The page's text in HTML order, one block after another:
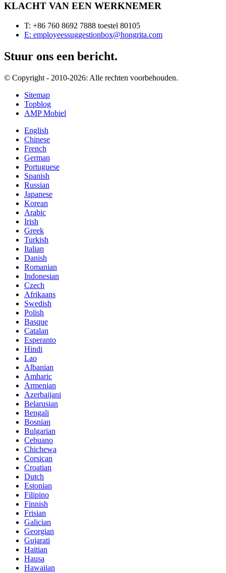
KLACHT VAN EEN WERKNEMER
T: +86 760 8692 7888 toestel 80105
E: employeessuggestionbox@hongrita.com
Stuur ons een bericht.
© Copyright - 2010-2026: Alle rechten voorbehouden.
Sitemap
Topblog
AMP Mobiel
English
Chinese
French
German
Portuguese
Spanish
Russian
Japanese
Korean
Arabic
Irish
Greek
Turkish
Italian
Danish
Romanian
Indonesian
Czech
Afrikaans
Swedish
Polish
Basque
Catalan
Esperanto
Hindi
Lao
Albanian
Amharic
Armenian
Azerbaijani
Belarusian
Bengali
Bosnian
Bulgarian
Cebuano
Chichewa
Corsican
Croatian
Dutch
Estonian
Filipino
Finnish
Frisian
Galician
Georgian
Gujarati
Haitian
Hausa
Hawaiian